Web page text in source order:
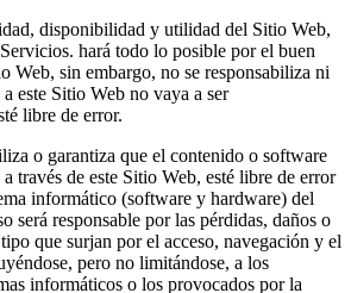
disponibilidad y utilidad del Sitio Web,
hará todo lo posible por el buen
Web, sin embargo, no se responsabiliza ni
este Sitio Web no vaya a ser
libre de error.
o garantiza que el contenido o software
través de este Sitio Web, esté libre de error
informático (software y hardware) del
será responsable por las pérdidas, daños o
que surjan por el acceso, navegación y el
pero no limitándose, a los
informáticos o los provocados por la